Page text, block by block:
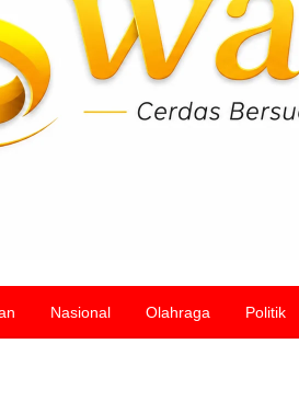
Nasional Olahraga Politik